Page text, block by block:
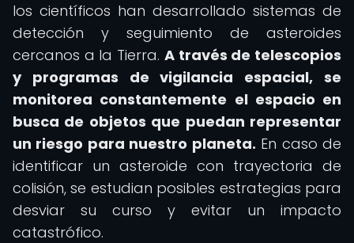
los científicos han desarrollado sistemas de
detección y seguimiento de asteroides
cercanos a la Tierra. A través de telescopios
y programas de vigilancia espacial, se
monitorea constantemente el espacio en
busca de objetos que puedan representar
un riesgo para nuestro planeta. En caso de
identificar un asteroide con trayectoria de
colisión, se estudian posibles estrategias para
desviar su curso y evitar un impacto
catastrófico.